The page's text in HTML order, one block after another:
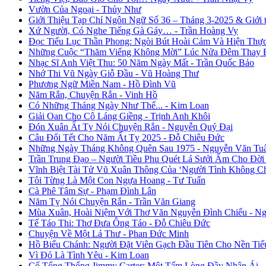
Vườn Của Ngoại - Thủy Như
Giới Thiệu Tạp Chí Ngôn Ngữ Số 36 – Tháng 3-2025 &
Xứ Người, Có Nghe Tiếng Gà Gáy… - Trần Hoàng Vy
Đọc Tiểu Lục Thần Phong: Ngòi Bút Hoài Cảm Và Hiện
Những Cuộc “Thăm Viếng Không Mời” Lúc Nửa Đêm
Nhạc Sĩ Anh Việt Thu: 50 Năm Ngày Mất - Trần Quốc Bảo
Nhớ Thi Vũ Ngày Giỗ Đầu - Vũ Hoàng Thư
Phương Ngữ Miền Nam - Hồ Đình Vũ
Năm Rắn, Chuyện Rắn - Vinh Hồ
Có Những Tháng Ngày Như Thế... - Kim Loan
Giải Oan Cho Cô Láng Giềng - Trịnh Anh Khôi
Đón Xuân Ất Tỵ Nói Chuyện Rắn - Nguyễn Quý Đại
Câu Đối Tết Cho Năm Ất Tỵ 2025 - Đỗ Chiêu Đức
Những Ngày Tháng Không Quên Sau 1975 - Nguyễn Văn
Trần Trung Đạo – Người Tiều Phu Quét Lá Sưởi Ấm Cho
Vĩnh Biệt Tài Tử Vũ Xuân Thông Của ‘Người Tình Không
Tôi Từng Là Một Con Ngựa Hoang - Tư Tuấn
Cà Phê Tâm Sự - Phạm Đình Lân
Năm Tỵ Nói Chuyện Rắn - Trần Văn Giang
Mùa Xuân, Hoài Niệm Với Thơ Văn Nguyễn Đình Chiểu -
Tế Táo Thi: Thơ Đưa Ông Táo - Đỗ Chiêu Đức
Chuyện Về Một Lá Thư - Phan Đức Minh
Hồ Biểu Chánh: Người Đặt Viên Gạch Đầu Tiên Cho Nền
Vì Đó Là Tình Yêu - Kim Loan